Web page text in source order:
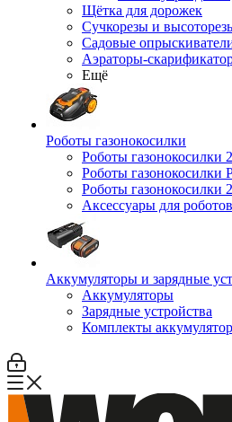
Щётка для дорожек
Сучкорезы и
Садовые
Аэраторы-
Ещё
Роботы газонокосилки
Роботы газонокосилки
Роботы газонокосилки
Роботы газонокосилки
Аксессуары для
Аккумуляторы и зарядные
Аккумуляторы
Зарядные устройства
Комплекты